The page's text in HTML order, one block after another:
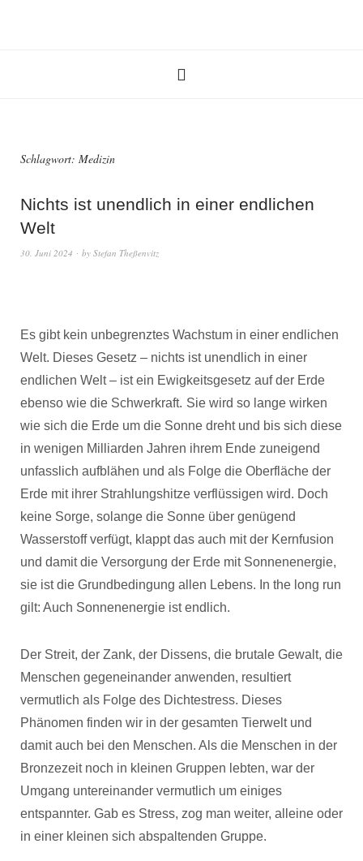
Schlagwort: Medizin
Nichts ist unendlich in einer endlichen
Welt
30. Juni 2024 by Stefan Theßenvitz
Es gibt kein unbegrenztes Wachstum in einer endlichen
Welt. Dieses Gesetz – nichts ist unendlich in einer
endlichen Welt – ist ein Ewigkeitsgesetz auf der Erde
ebenso wie die Schwerkraft. Sie wird so lange wirken
wie sich die Erde um die Sonne dreht und bis sich diese
in wenigen Milliarden Jahren ihrem Ende zuneigend
unfasslich aufblähen und als Folge die Oberfläche der
Erde mit ihrer Strahlungshitze verflüssigen wird. Doch
keine Sorge, solange die Sonne über genügend
Wasserstoff verfügt, klappt das auch mit der Kernfusion
und damit die Versorgung der Erde mit Sonnenenergie,
sie ist die Grundbedingung allen Lebens. In the long run
gilt: Auch Sonnenenergie ist endlich.
Der Streit, der Zank, der Dissens, die brutale Gewalt, die
Menschen gegeneinander anwenden, resultiert
vermutlich als Folge des Dichtestress. Dieses
Phänomen finden wir in der gesamten Tierwelt und
damit auch bei den Menschen. Als die Menschen in der
Bronzezeit noch in kleinen Gruppen lebten, war der
Umgang untereinander vermutlich um einiges
entspannter. Gab es Stress, zog man weiter, alleine oder
in einer kleinen sich abspaltenden Gruppe.